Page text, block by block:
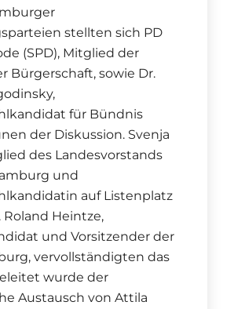
stellten sich PD
(SPD), Mitglied der
Bürgerschaft, sowie Dr.
für Bündnis
der Diskussion. Svenja
des Landesvorstands
und
auf Listenplatz
Roland Heintze,
und Vorsitzender der
vervollständigten das
wurde der
Austausch von Attila